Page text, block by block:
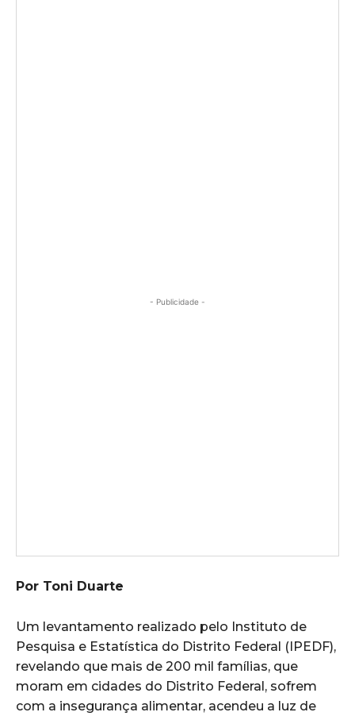
- Publicidade -
Por Toni Duarte
Um levantamento realizado pelo Instituto de
Pesquisa e Estatística do Distrito Federal (IPEDF),
revelando que mais de 200 mil famílias, que
moram em cidades do Distrito Federal, sofrem
com a insegurança alimentar, acendeu a luz de